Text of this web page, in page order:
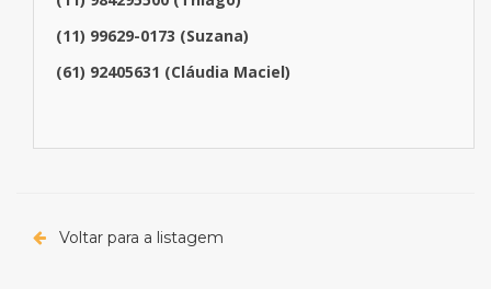
(11) 99629-0173 (Suzana)
(61) 92405631 (Cláudia Maciel)
Voltar para a listagem